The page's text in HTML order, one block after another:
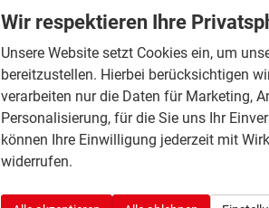
Wir respektieren Ihre
Unsere Website setzt Cookies ein, um
bereitzustellen. Hierbei berücksichtigen
verarbeiten nur die Daten für Marketing,
Personalisierung, für die Sie uns Ihr
können Ihre Einwilligung jederzeit mit
widerrufen.